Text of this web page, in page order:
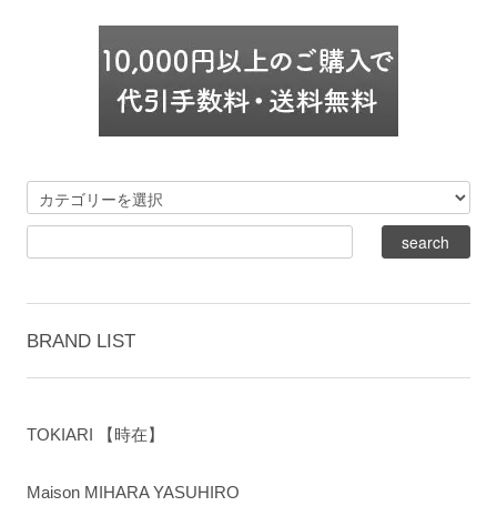
BRAND LIST
TOKIARI 【時在】
Maison MIHARA YASUHIRO